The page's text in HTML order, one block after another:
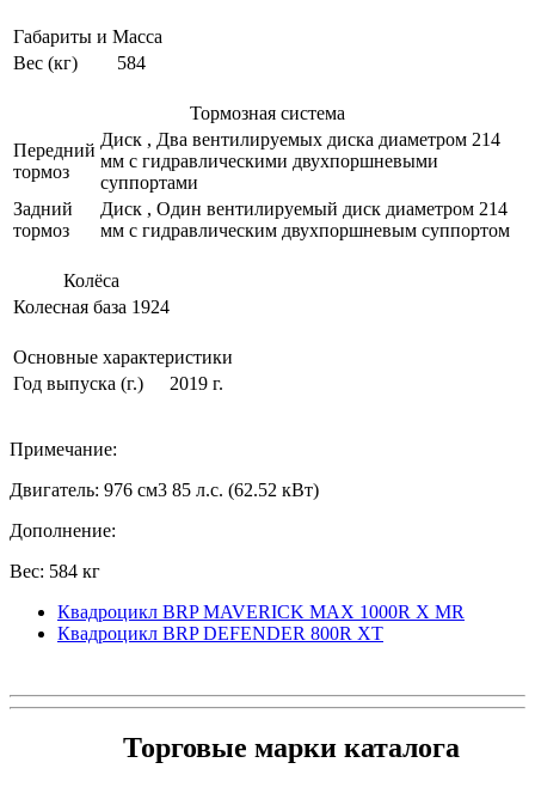
Габариты и Масса
Вес (кг)
584
Тормозная система
Передний
тормоз
Диск , Два вентилируемых диска диаметром 214
мм с гидравлическими двухпоршневыми
суппортами
Задний
тормоз
Диск , Один вентилируемый диск диаметром 214
мм с гидравлическим двухпоршневым суппортом
Колёса
Колесная база 1924
Основные характеристики
Год выпуска (г.)
2019 г.
Примечание:
Двигатель: 976 см3 85 л.с. (62.52 кВт)
Дополнение:
Вес: 584 кг
Квадроцикл BRP MAVERICK MAX 1000R X MR
Квадроцикл BRP DEFENDER 800R XT
Торговые марки каталога